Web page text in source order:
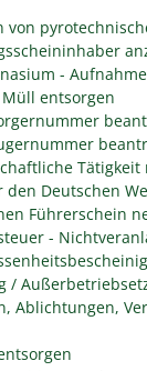
von
-
entsorgen
Tätigkeit
den Deutschen
Führerschein
-
/
Ablichtungen,